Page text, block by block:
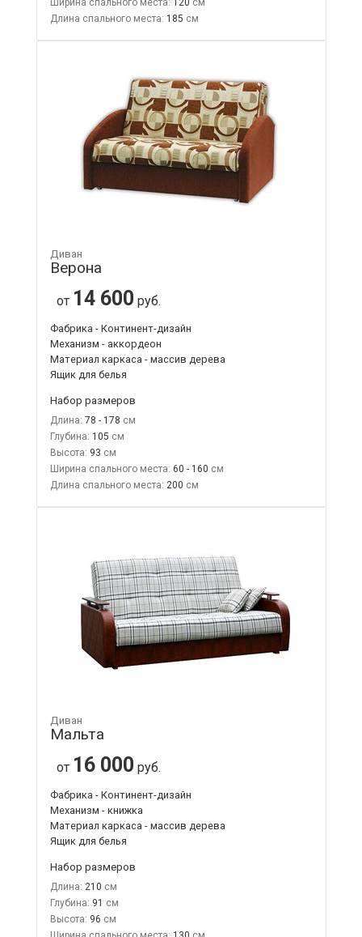
Длина спального места: 185
Диван
Верона
от 14 600 руб.
Фабрика - Континент-дизайн
Механизм - аккордеон
Материал каркаса - массив дерева
Ящик для белья
Набор размеров
Длина: 78 - 178
Глубина: 105
Высота: 93
Ширина спального места: 60 - 160
Длина спального места: 200
Диван
Мальта
от 16 000 руб.
Фабрика - Континент-дизайн
Механизм - книжка
Материал каркаса - массив дерева
Ящик для белья
Набор размеров
Длина: 210
Глубина: 91
Высота: 96